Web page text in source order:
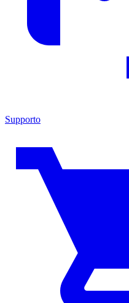
Supporto